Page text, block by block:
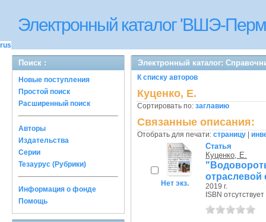
Электронный каталог 'ВШЭ-
rus
Поиск :
Новые поступления
Простой поиск
Расширенный поиск
Авторы
Издательства
Серии
Тезаурус (Рубрики)
Информация о фонде
Помощь
Электронный каталог:
К списку авторов
Куценко, Е.
Сортировать по: заглавию
Связанные описания:
Отобрать для печати: страницу
Нет экз.
Статья
Куценко, Е.
отраслевой
2019 г.
ISBN отсутствует